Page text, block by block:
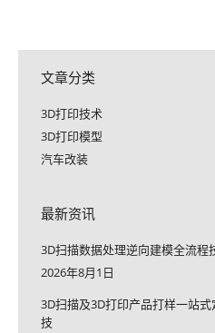
文章分类
3D打印技术
3D打印模型
汽车改装
最新资讯
3D扫描数据处理逆向建模全流程
2026年8月1日
3D扫描及3D打印产品打样一站
技